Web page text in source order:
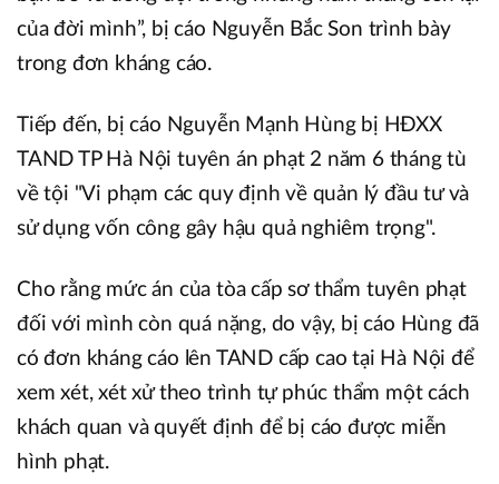
của đời mình”, bị cáo Nguyễn Bắc Son trình bày
trong đơn kháng cáo.
Tiếp đến, bị cáo Nguyễn Mạnh Hùng bị HĐXX
TAND TP Hà Nội tuyên án phạt 2 năm 6 tháng tù
về tội "Vi phạm các quy định về quản lý đầu tư và
sử dụng vốn công gây hậu quả nghiêm trọng".
Cho rằng mức án của tòa cấp sơ thẩm tuyên phạt
đối với mình còn quá nặng, do vậy, bị cáo Hùng đã
có đơn kháng cáo lên TAND cấp cao tại Hà Nội để
xem xét, xét xử theo trình tự phúc thẩm một cách
khách quan và quyết định để bị cáo được miễn
hình phạt.